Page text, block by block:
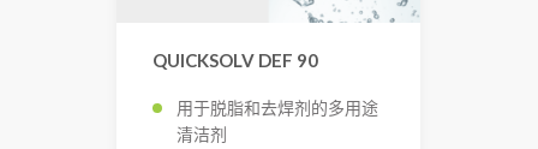
QUICKSOLV DEF 90
用于脱脂和去焊剂的多用途
清洁剂